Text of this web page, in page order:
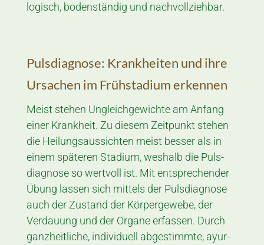
logisch, boden­ständig und nachvoll­ziehbar.
Pulsdiagnose: Krankheiten und ihre
Ursachen im Früh­stadium erken­nen
Meist stehen Un­gleich­ge­wichte am Anfang
einer Krank­heit. Zu diesem Zeit­punkt stehen
die Heil­ungs­aus­sichten meist besser als in
einem späteren Stadium, wes­halb die Puls­
diagnose so wert­voll ist. Mit ent­sprechender
Übung lassen sich mit­tels der Puls­diagnose
auch der Zu­stand der Kör­per­gewebe, der
Verdau­ung und der Organe erfas­sen. Durch
ganz­heitliche, in­dividuell abgestim­mte, ayur­